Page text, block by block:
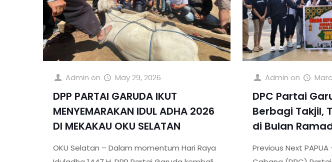
Admin on May 29, 2026
DPP PARTAI GARUDA IKUT
MENYEMARAKAN IDUL ADHA 2026
DI MEKAKAU OKU SELATAN
OKU Selatan – Dalam momentum Hari Raya
Admin on
DPC Partai
Berbagi Takjil,
di Bulan
Previous Next